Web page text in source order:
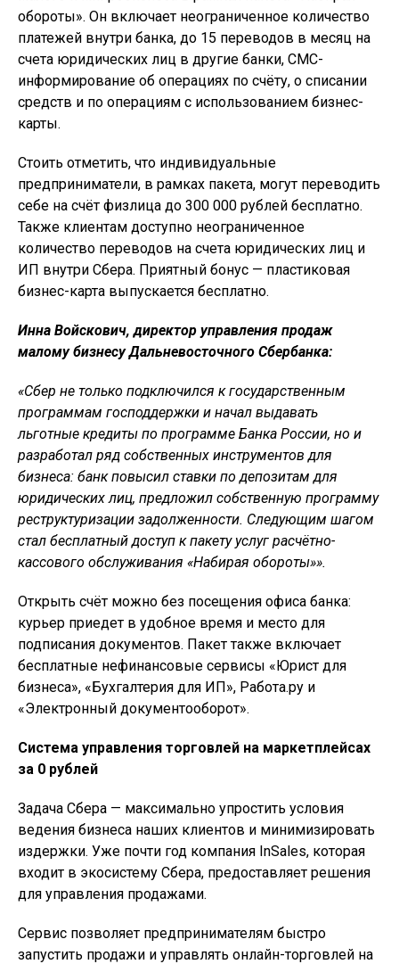
обороты». Он включает неограниченное количество
платежей внутри банка, до 15 переводов в месяц на
счета юридических лиц в другие банки, СМС-
информирование об операциях по счёту, о списании
средств и по операциям с использованием бизнес-
карты.
Стоить отметить, что индивидуальные
предприниматели, в рамках пакета, могут переводить
себе на счёт физлица до 300 000 рублей бесплатно.
Также клиентам доступно неограниченное
количество переводов на счета юридических лиц и
ИП внутри Сбера. Приятный бонус — пластиковая
бизнес-карта выпускается бесплатно.
Инна Войскович, директор управления продаж
малому бизнесу Дальневосточного Сбербанка:
«Сбер не только подключился к государственным
программам господдержки и начал выдавать
льготные кредиты по программе Банка России, но и
разработал ряд собственных инструментов для
бизнеса: банк повысил ставки по депозитам для
юридических лиц, предложил собственную программу
реструктуризации задолженности. Следующим шагом
стал бесплатный доступ к пакету услуг расчётно-
кассового обслуживания «Набирая обороты»».
Открыть счёт можно без посещения офиса банка:
курьер приедет в удобное время и место для
подписания документов. Пакет также включает
бесплатные нефинансовые сервисы «Юрист для
бизнеса», «Бухгалтерия для ИП», Работа.ру и
«Электронный документооборот».
Система управления торговлей на маркетплейсах
за 0 рублей
Задача Сбера — максимально упростить условия
ведения бизнеса наших клиентов и минимизировать
издержки. Уже почти год компания InSales, которая
входит в экосистему Сбера, предоставляет решения
для управления продажами.
Сервис позволяет предпринимателям быстро
запустить продажи и управлять онлайн-торговлей на